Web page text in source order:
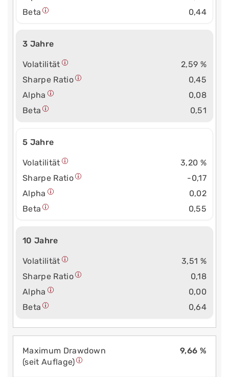
Beta
0,44
3 Jahre
Volatilität
2,59 %
Sharpe Ratio
0,45
Alpha
0,08
Beta
0,51
5 Jahre
Volatilität
3,20 %
Sharpe Ratio
-0,17
Alpha
0,02
Beta
0,55
10 Jahre
Volatilität
3,51 %
Sharpe Ratio
0,18
Alpha
0,00
Beta
0,64
Maximum Drawdown
(seit Auflage)
9,66 %